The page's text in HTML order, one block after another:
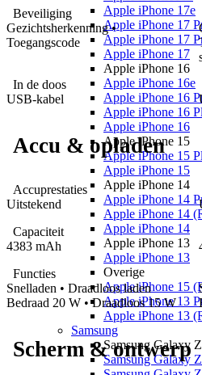
Apple iPhone 17e
Apple iPhone 17
Apple iPhone 17
Apple iPhone 17
Apple iPhone 16
Apple iPhone 16e
Apple iPhone 16
Apple iPhone 16
Apple iPhone 16
Apple iPhone 15
Apple iPhone 15
Apple iPhone 15
Apple iPhone 14
Apple iPhone 14
Apple iPhone 14
Apple iPhone 14
Apple iPhone 13
Apple iPhone 13
Overige
Apple iPhone 15
Apple iPhone 13
Apple iPhone 13
Samsung
Samsung Galaxy Z
Samsung Galaxy
Beveiliging
Gezichtsherkenning •
Toegangscode
In de doos
USB-kabel
Accu & opladen
Accuprestaties
Uitstekend
Capaciteit
4383 mAh
Functies
Snelladen • Draadloos laden
Bedraad 20 W • Draadloos 15 W
Scherm & ontwerp